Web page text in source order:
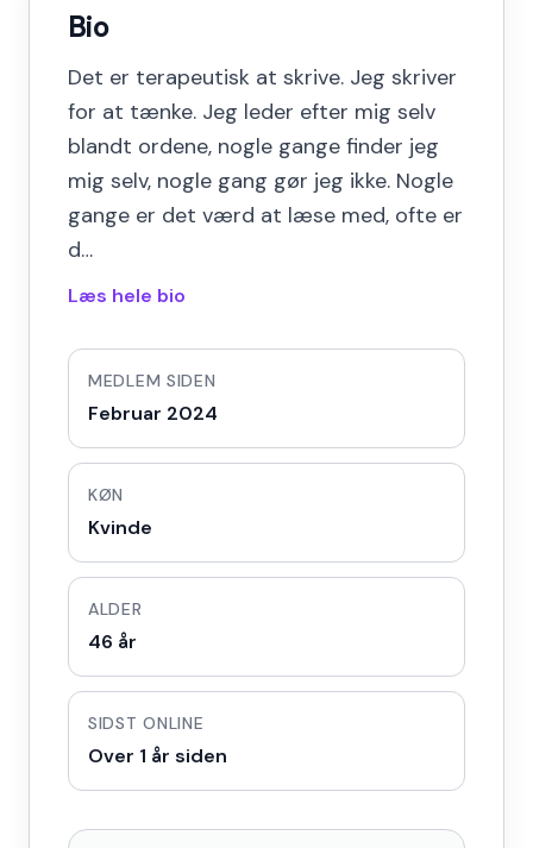
Bio
Det er terapeutisk at skrive. Jeg skriver
for at tænke. Jeg leder efter mig selv
blandt ordene, nogle gange finder jeg
mig selv, nogle gang gør jeg ikke. Nogle
gange er det værd at læse med, ofte er
d…
Læs hele bio
MEDLEM SIDEN
Februar 2024
KØN
Kvinde
ALDER
46 år
SIDST ONLINE
Over 1 år siden